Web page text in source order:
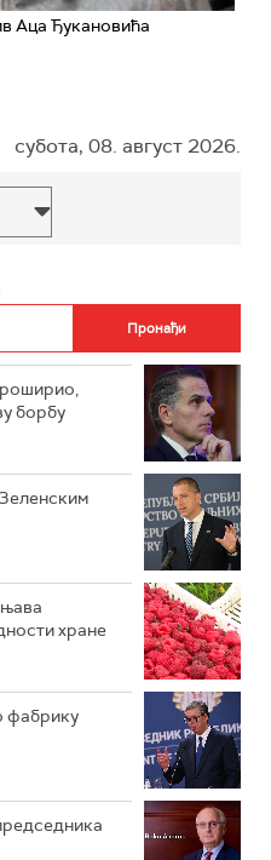
Аца Ђукановића
субота, 08. август 2026.
борбу
хране
фабрику